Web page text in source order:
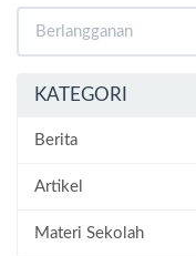
KATEGORI
Berita
Artikel
Materi Sekolah